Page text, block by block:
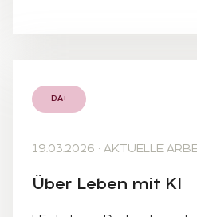
DA+
19.03.2026 · AKTUELLE
Über Le­ben mit KI